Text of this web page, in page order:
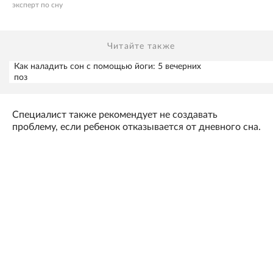
эксперт по сну
Читайте также
Как наладить сон с помощью йоги: 5 вечерних
поз
Специалист также рекомендует не создавать
проблему, если ребенок отказывается от дневного сна.